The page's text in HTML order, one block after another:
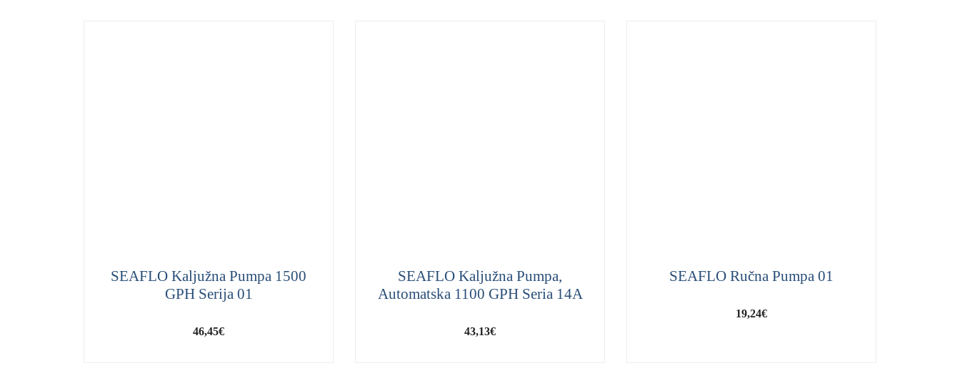
SEAFLO Kaljužna Pumpa 1500
GPH Serija 01
46,45€
SEAFLO Kaljužna Pumpa,
Automatska 1100 GPH Seria 14A
43,13€
SEAFLO Ručna Pumpa 01
19,24€